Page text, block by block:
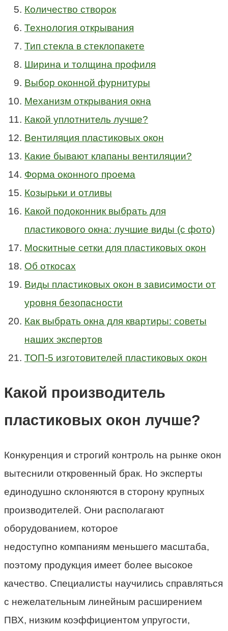
Количество створок
Технология открывания
Тип стекла в стеклопакете
Ширина и толщина профиля
Выбор оконной фурнитуры
Механизм открывания окна
Какой уплотнитель лучше?
Вентиляция пластиковых окон
Какие бывают клапаны вентиляции?
Форма оконного проема
Козырьки и отливы
Какой подоконник выбрать для
пластикового окна: лучшие виды (с фото)
Москитные сетки для пластиковых окон
Об откосах
Виды пластиковых окон в зависимости от
уровня безопасности
Как выбрать окна для квартиры: советы
наших экспертов
ТОП-5 изготовителей пластиковых окон
Какой производитель
пластиковых окон лучше?
Конкуренция и строгий контроль на рынке окон
вытеснили откровенный брак. Но эксперты
единодушно склоняются в сторону крупных
производителей. Они располагают
оборудованием, которое
недоступно компаниям меньшего масштаба,
поэтому продукция имеет более высокое
качество. Специалисты научились справляться
с нежелательным линейным расширением
ПВХ, низким коэффициентом упругости,